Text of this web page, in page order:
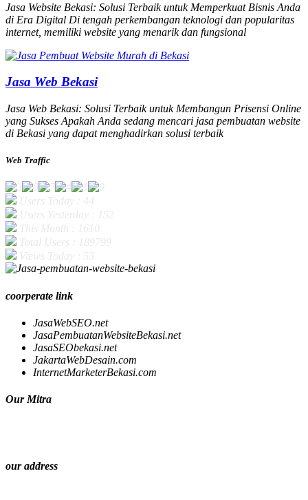
Jasa Website Bekasi: Solusi Terbaik untuk Memperkuat Bisnis Anda
di Era Digital Di tengah perkembangan teknologi dan popularitas
internet, memiliki website yang menarik dan fungsional
Jasa Web Bekasi
Jasa Web Bekasi: Solusi Terbaik untuk Membangun Prisensi Online
yang Sukses Apakah Anda sedang mencari jasa pembuatan website
di Bekasi yang dapat menghadirkan solusi terbaik
Web Traffic
coorperate link
JasaWebSEO.net
JasaPembuatanWebsiteBekasi.net
JasaSEObekasi.net
JakartaWebDesain.com
InternetMarketerBekasi.com
Our Mitra
our address